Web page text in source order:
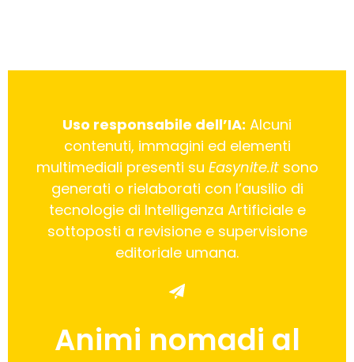
Uso responsabile dell’IA: Alcuni
contenuti, immagini ed elementi
multimediali presenti su Easynite.itsono
generati o rielaborati con l’ausilio di
tecnologie di Intelligenza Artificiale e
sottoposti a revisione e supervisione
editoriale umana.
Animi nomadi al